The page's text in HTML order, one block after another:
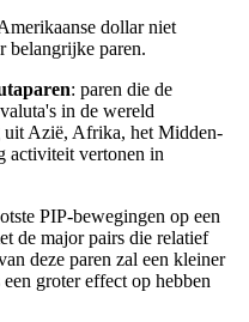
dollar niet
belangrijke paren.
: paren die de
in de wereld
uit Azië, Afrika, het Midden-
activiteit vertonen in
PIP-bewegingen op een
de major pairs die relatief
deze paren zal een kleiner
groter effect op hebben